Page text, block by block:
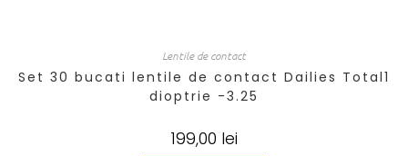
Lentile de contact
Set 30 bucati lentile de contact Dailies Total1
dioptrie -3.25
199,00 lei